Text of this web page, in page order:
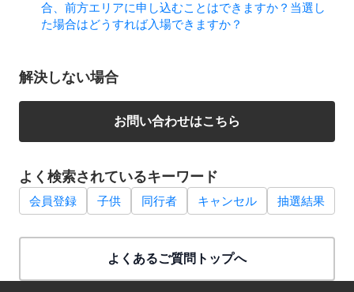
合、前方エリアに申し込むことはできますか？当選し
た場合はどうすれば入場できますか？
解決しない場合
お問い合わせはこちら
よく検索されているキーワード
会員登録 子供 同行者 キャンセル 抽選結果
よくあるご質問トップへ